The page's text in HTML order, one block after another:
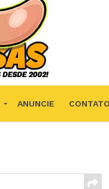
ANUNCIE CONTATO